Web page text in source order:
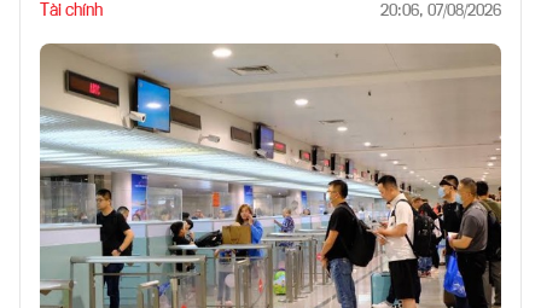
Tài chính 20:06, 07/08/2026